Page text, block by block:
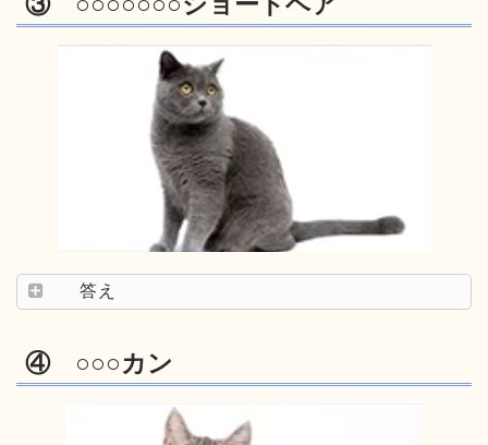
答え
④ ○○○カン